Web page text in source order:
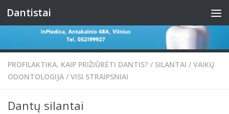
Skip to content
Dantistai
PROFILAKTIKA. KAIP PRIŽIŪRĖTI DANTIS? / SILANTAI / VAIKŲ
ODONTOLOGIJA / VISI STRAIPSNIAI
Dantų silantai